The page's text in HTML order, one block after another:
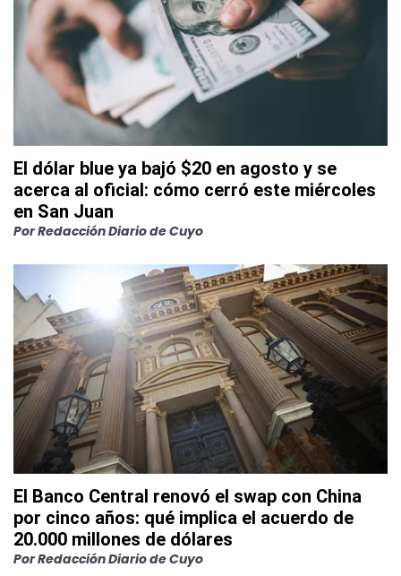
El dólar blue ya bajó $20 en agosto y se
acerca al oficial: cómo cerró este miércoles
en San Juan
PorRedacción Diario de Cuyo
El Banco Central renovó el swap con China
por cinco años: qué implica el acuerdo de
20.000 millones de dólares
PorRedacción Diario de Cuyo